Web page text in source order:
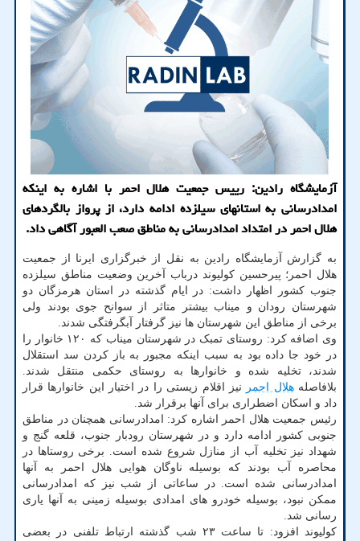
آزمایشگاه رادین: رییس جمعیت هلال احمر با اشاره به اینکه
امدادرسانی به استانهای سیلزده ادامه دارد، از پرواز بالگردهای
هلال احمر در امتداد امدادرسانی به مناطق صعب العبور آگاهی داد.
به گزارش آزمایشگاه رادین به نقل از خبرگزاری ایرنا از جمعیت
هلال احمر؛ پیرحسین کولیوند درباب آخرین وضعیت مناطق سیلزده
جنوب کشور اظهار داشت: در ایام گذشته در استان هرمزگان دو
شهرستان رودان و میناب بیشتر متاثر از سوانح جوی بودند ولی
برخی از مناطق این شهرستان ها نیز گرفتار آبگرفتگی شدند.
وی اضافه کرد: روستای تمبک در شهرستان میناب که ۱۲۰ خانوار را
در خود جا داده بود به سبب اینکه مجبور به باز کردن سد استقلال
شدند، تخلیه شده و خانوارها به روستای حکمی منتقل شدند.
بلافاصلههلال احمر
نیز اقلام زیستی را در اختیار این خانوارها قرار
داد و اسکان اضطراری برای آنها برقرار شد.
رئیس جمعیت هلال احمر اشاره کرد: امدادرسانی همچنان در مناطق
جنوبی کشور ادامه دارد و در شهرستان رودبار جنوب، قلعه گنج و
شهداد نیز تخلیه آب از منازل شروع شده است. برخی روستاها در
محاصره آب بودند که بوسیله ناوگان هوایی هلال احمر به آنها
امدادرسانی شده است. در ساعاتی از شب نیز که امدادرسانی
ممکن نبود، بوسیله خودرو های امدادی بوسیله زمینی به آنها یاری
رسانی شد.
کولیوند افزود: تا ساعت ۲۳ شب گذشته ارتباط تلفنی در بعضی